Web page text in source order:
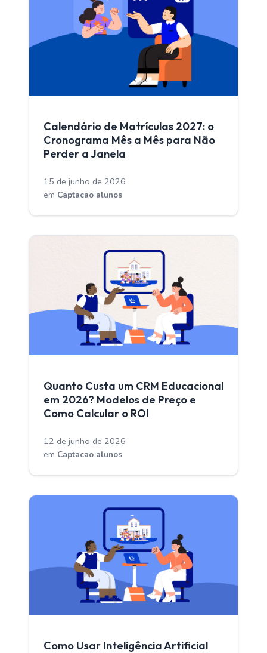
Calendário de Matrículas 2027: o
Cronograma Mês a Mês para Não
Perder a Janela
15 de junho de 2026
em Captacao alunos
Quanto Custa um CRM Educacional
em 2026? Modelos de Preço e
Como Calcular o ROI
12 de junho de 2026
em Captacao alunos
Como Usar Inteligência Artificial